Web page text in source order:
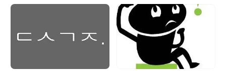
치 기능을 일시적으로 꺼 두는 방법을 알고 있으면 좋다. 디
바이스 드라이버 자동 설치를 해제해 보자 ! 드라이버 자동
설치 옵션을 끄기 위해서는 다음 순서로 설정을 하면 된다.
Windows 7 기준..